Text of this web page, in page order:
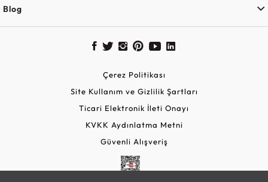
Blog
Çerez Politikası
Site Kullanım ve Gizlilik Şartları
Ticari Elektronik İleti Onayı
KVKK Aydınlatma Metni
Güvenli Alışveriş